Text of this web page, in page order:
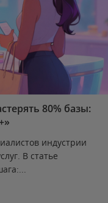
80% базы:
индустрии
В статье